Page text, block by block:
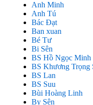
Anh Minh
Anh Tú
Bác Đạt
Ban xuan
Bé Tư
Bi Sên
BS Hồ Ngọc Minh
BS Khương Trọng
BS Lan
BS Suu
Bùi Hoàng Linh
By Sên